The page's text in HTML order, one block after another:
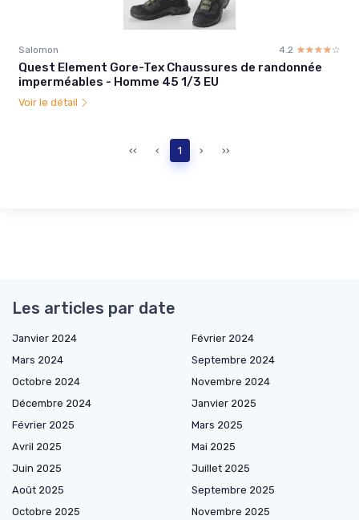
Salomon 4.2 ☆☆☆☆☆
★★★★★
Quest Element Gore-Tex Chaussures de randonnée
imperméables - Homme 45 1/3 EU
Voir le détail
‹‹ ‹ 1 › ››
Les articles par date
Janvier 2024
Février 2024
Mars 2024
Septembre 2024
Octobre 2024
Novembre 2024
Décembre 2024
Janvier 2025
Février 2025
Mars 2025
Avril 2025
Mai 2025
Juin 2025
Juillet 2025
Août 2025
Septembre 2025
Octobre 2025
Novembre 2025